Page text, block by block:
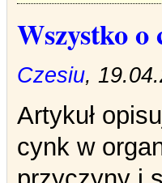
Wszystko o
Czesiu,
Artykuł
cynk w